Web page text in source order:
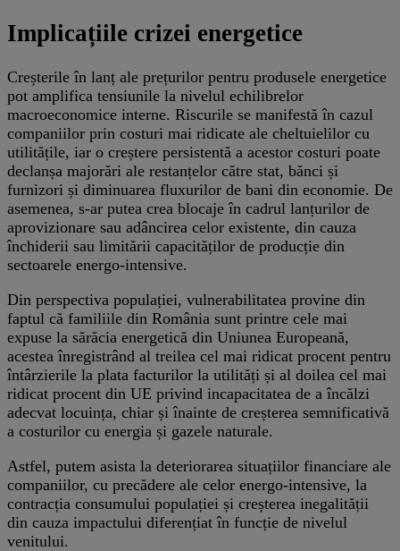
Implicațiile crizei energetice
Creșterile în lanț ale prețurilor pentru produsele energetice
pot amplifica tensiunile la nivelul echilibrelor
macroeconomice interne. Riscurile se manifestă în cazul
companiilor prin costuri mai ridicate ale cheltuielilor cu
utilitățile, iar o creștere persistentă a acestor costuri poate
declanșa majorări ale restanțelor către stat, bănci și
furnizori și diminuarea fluxurilor de bani din economie. De
asemenea, s-ar putea crea blocaje în cadrul lanțurilor de
aprovizionare sau adâncirea celor existente, din cauza
închiderii sau limitării capacităților de producție din
sectoarele energo-intensive.
Din perspectiva populației, vulnerabilitatea provine din
faptul că familiile din România sunt printre cele mai
expuse la sărăcia energetică din Uniunea Europeană,
acestea înregistrând al treilea cel mai ridicat procent pentru
întârzierile la plata facturilor la utilități și al doilea cel mai
ridicat procent din UE privind incapacitatea de a încălzi
adecvat locuința, chiar și înainte de creșterea semnificativă
a costurilor cu energia și gazele naturale.
Astfel, putem asista la deteriorarea situațiilor financiare ale
companiilor, cu precădere ale celor energo-intensive, la
contracția consumului populației și creșterea inegalității
din cauza impactului diferențiat în funcție de nivelul
venitului.